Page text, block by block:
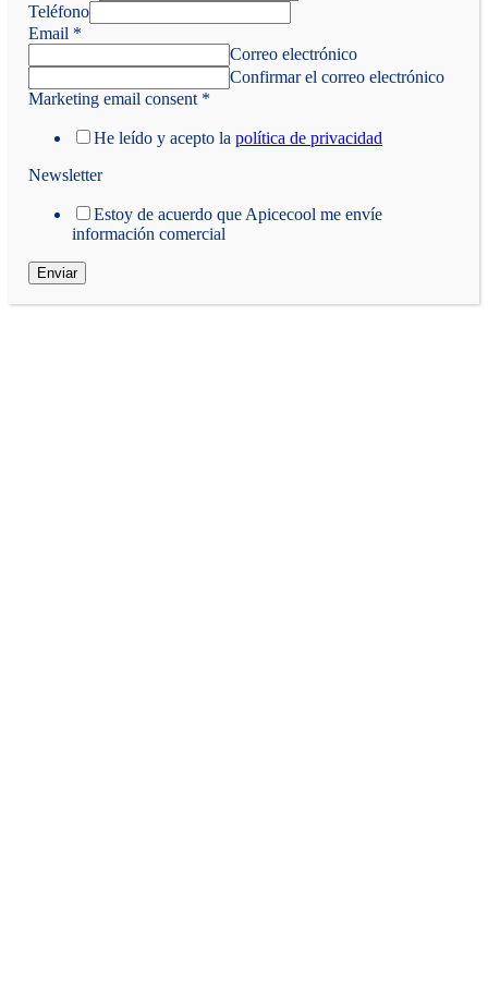
Teléfono
Email *
Correo electrónico
Confirmar el correo electrónico
Marketing email consent *
He leído y acepto la política de privacidad
Newsletter
Estoy de acuerdo que Apicecool me envíe
información comercial
Enviar